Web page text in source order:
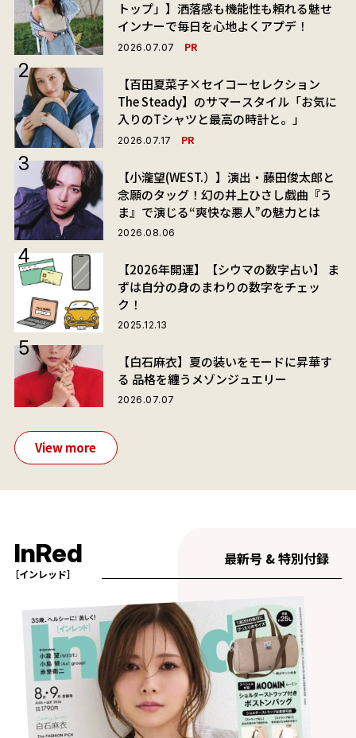
トップ」】洒落感も機能性も頼れる魅せ
インナーで毎日を心地よくアプデ！
2026.07.07 PR
【百田夏菜子×セイコーセレクション
The Steady】のサマースタイル「お気に
入りのTシャツと最高の時計と。」
2026.07.17 PR
【小瀧望(WEST.）】演出・藤田俊太郎と
念願のタッグ！幻の井上ひさし戯曲『う
ま』で演じる“爽快な悪人”の魅力とは
2026.08.06
【2026年開運】【シウマの数字占い】 ま
ずは自分の身のまわりの数字をチェッ
ク！
2025.12.13
【白石麻衣】夏の装いをモードに昇華す
る 品格を纏うメゾンジュエリー
2026.07.07
View more
InRed
［インレッド］
最新号 & 特別付録